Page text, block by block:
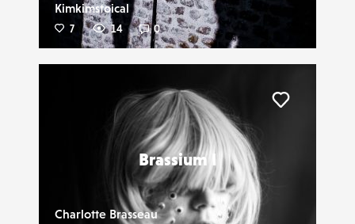
Kimkimstoical
7 14 0
Brassium I
Charlotte Brasseau